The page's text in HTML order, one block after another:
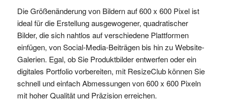
Die Größenänderung von Bildern auf 600 x 600 Pixel ist
ideal für die Erstellung ausgewogener, quadratischer
Bilder, die sich nahtlos auf verschiedene Plattformen
einfügen, von Social-Media-Beiträgen bis hin zu Website-
Galerien. Egal, ob Sie Produktbilder entwerfen oder ein
digitales Portfolio vorbereiten, mit ResizeClub können Sie
schnell und einfach Abmessungen von 600 x 600 Pixeln
mit hoher Qualität und Präzision erreichen.